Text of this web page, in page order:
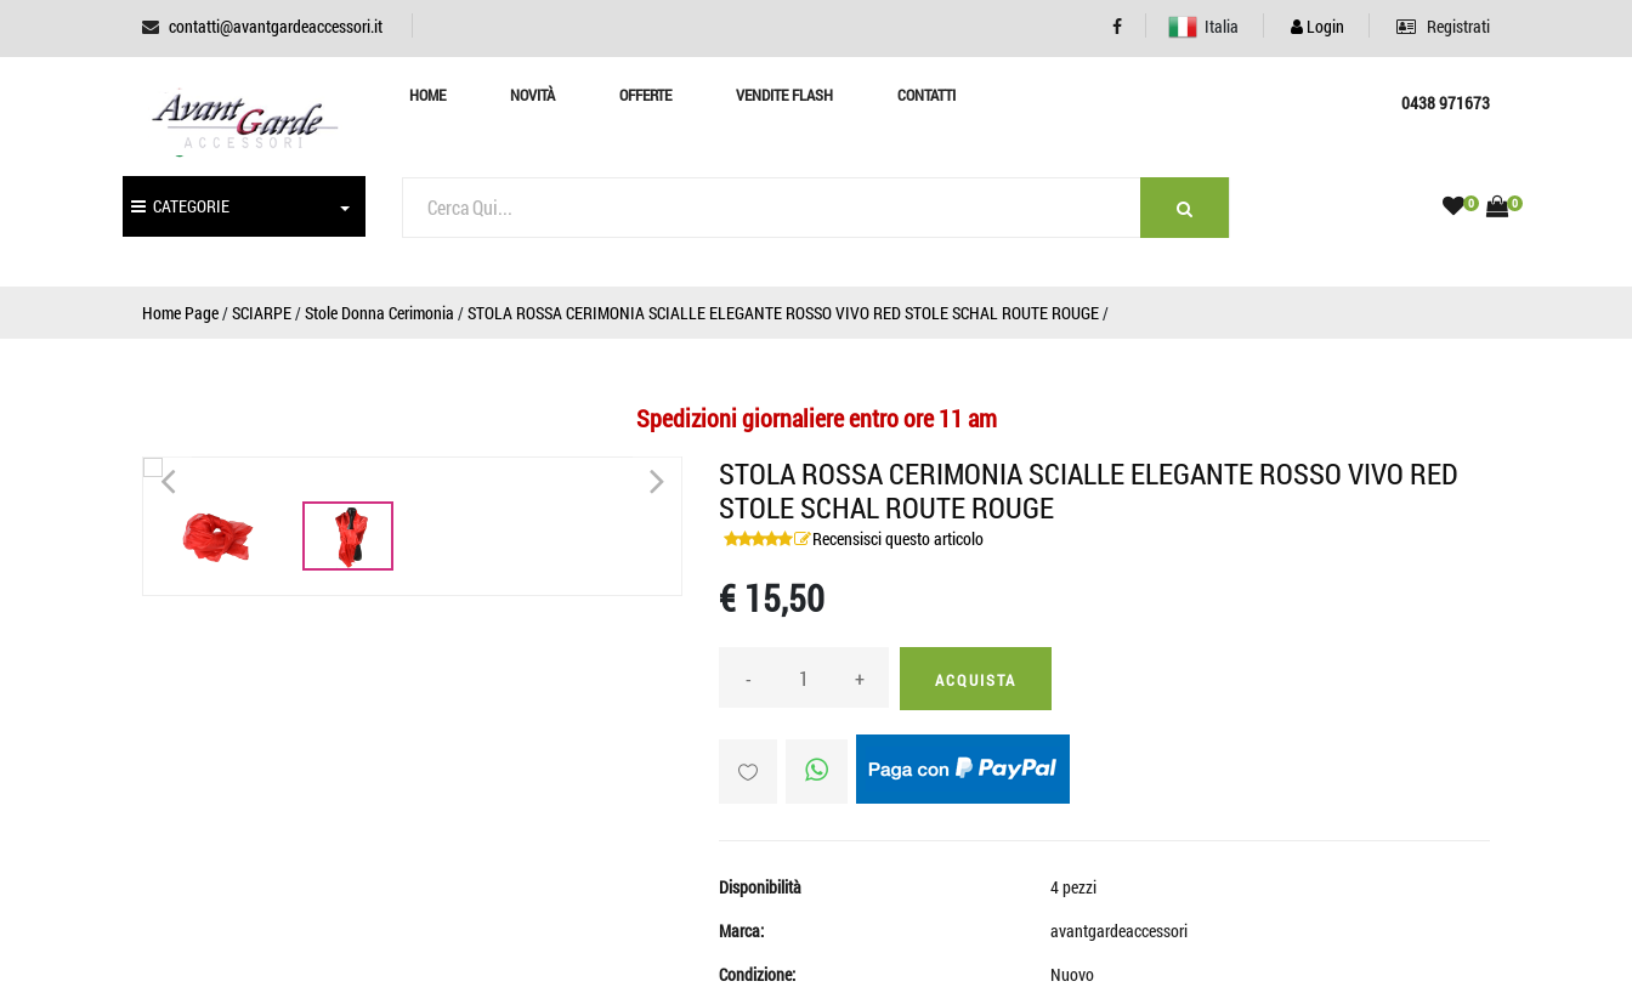
contatti@avantgardeaccessori.it Italia Login Registrati
HOME NOVITÀ OFFERTE VENDITE FLASH CONTATTI 0438 971673
CATEGORIE 0 0
Home Page/SCIARPE/Stole Donna Cerimonia /STOLA ROSSA CERIMONIA SCIALLE ELEGANTE ROSSO VIVO RED STOLE SCHAL ROUTE ROUGE/
Spedizioni giornaliere entro ore 11 am
< >
STOLA ROSSA CERIMONIA SCIALLE ELEGANTE ROSSO VIVO RED
STOLE SCHAL ROUTE ROUGE
Recensisci questo articolo
€ 15,50
- + ACQUISTA
Disponibilità
4 pezzi
Marca:
avantgardeaccessori
Condizione:
Nuovo